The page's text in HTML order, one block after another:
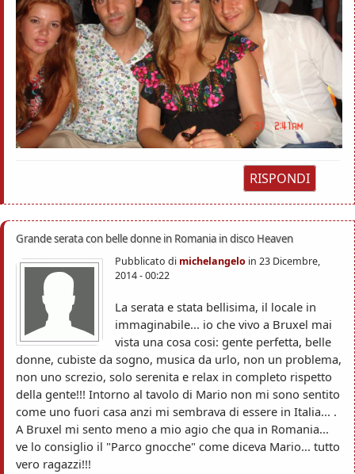
RISPONDI
Grande serata con belle donne in Romania in disco Heaven
Pubblicato di michelangelo in 23 Dicembre,
2014 - 00:22
La serata e stata bellisima, il locale in
immaginabile... io che vivo a Bruxel mai
vista una cosa cosi: gente perfetta, belle
donne, cubiste da sogno, musica da urlo, non un problema,
non uno screzio, solo serenita e relax in completo rispetto
della gente!!! Intorno al tavolo di Mario non mi sono sentito
come uno fuori casa anzi mi sembrava di essere in Italia... .
A Bruxel mi sento meno a mio agio che qua in Romania...
ve lo consiglio il "Parco gnocche" come diceva Mario... tutto
vero ragazzi!!!